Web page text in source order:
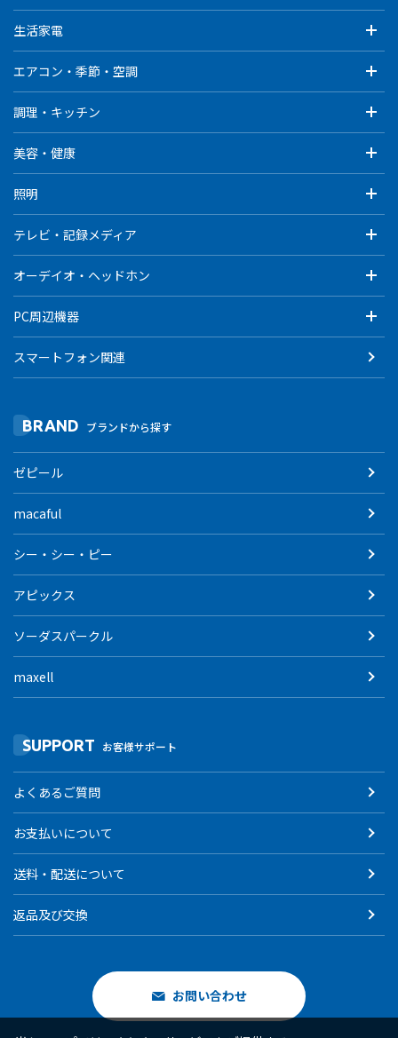
生活家電
エアコン・季節・空調
調理・キッチン
美容・健康
照明
テレビ・記録メディア
オーデイオ・ヘッドホン
PC周辺機器
スマートフォン関連
BRAND ブランドから探す
ゼピール
macaful
シー・シー・ピー
アピックス
ソーダスパークル
maxell
SUPPORT お客様サポート
よくあるご質問
お支払いについて
送料・配送について
返品及び交換
お問い合わせ